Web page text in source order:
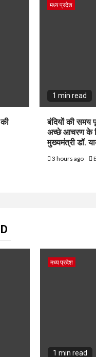
मध्य प्रदेश
1 min read
बंदियों की समय
अच्छे आचरण के
मुख्यमंत्री डॉ.
3 hours ago
मध्य प्रदेश
1 min read